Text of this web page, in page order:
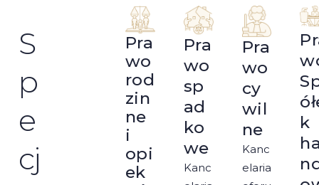
S
p
e
cj
Pra
wo
rod
zin
ne
i
opi
ek
Pra
wo
sp
ad
ko
we
Kanc
Pra
wo
cy
wil
ne
Kanc
elaria
k